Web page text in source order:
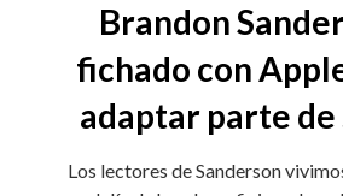
Brandon
fichado con
adaptar parte de
Los lectores de Sanderson